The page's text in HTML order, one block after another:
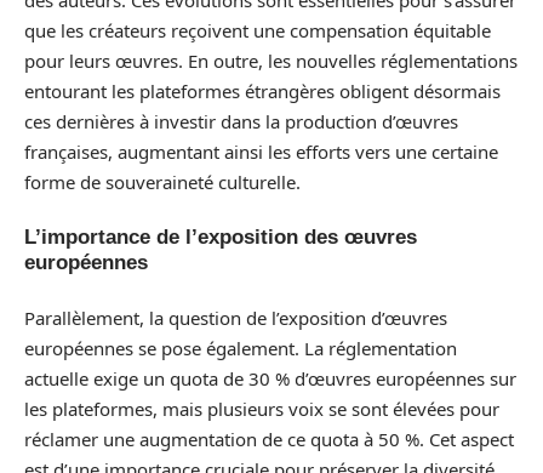
que les créateurs reçoivent une compensation équitable
pour leurs œuvres. En outre, les nouvelles réglementations
entourant les plateformes étrangères obligent désormais
ces dernières à investir dans la production d’œuvres
françaises, augmentant ainsi les efforts vers une certaine
forme de souveraineté culturelle.
L’importance de l’exposition des œuvres
européennes
Parallèlement, la question de l’exposition d’œuvres
européennes se pose également. La réglementation
actuelle exige un quota de 30 % d’œuvres européennes sur
les plateformes, mais plusieurs voix se sont élevées pour
réclamer une augmentation de ce quota à 50 %. Cet aspect